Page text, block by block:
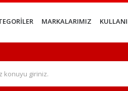
MARKALARIMIZ